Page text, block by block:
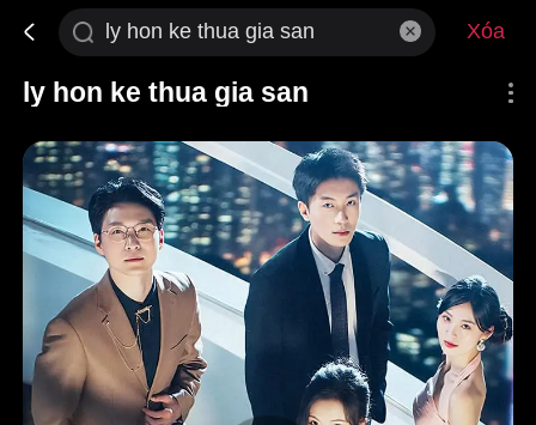
Xóa
ly hon ke thua gia san